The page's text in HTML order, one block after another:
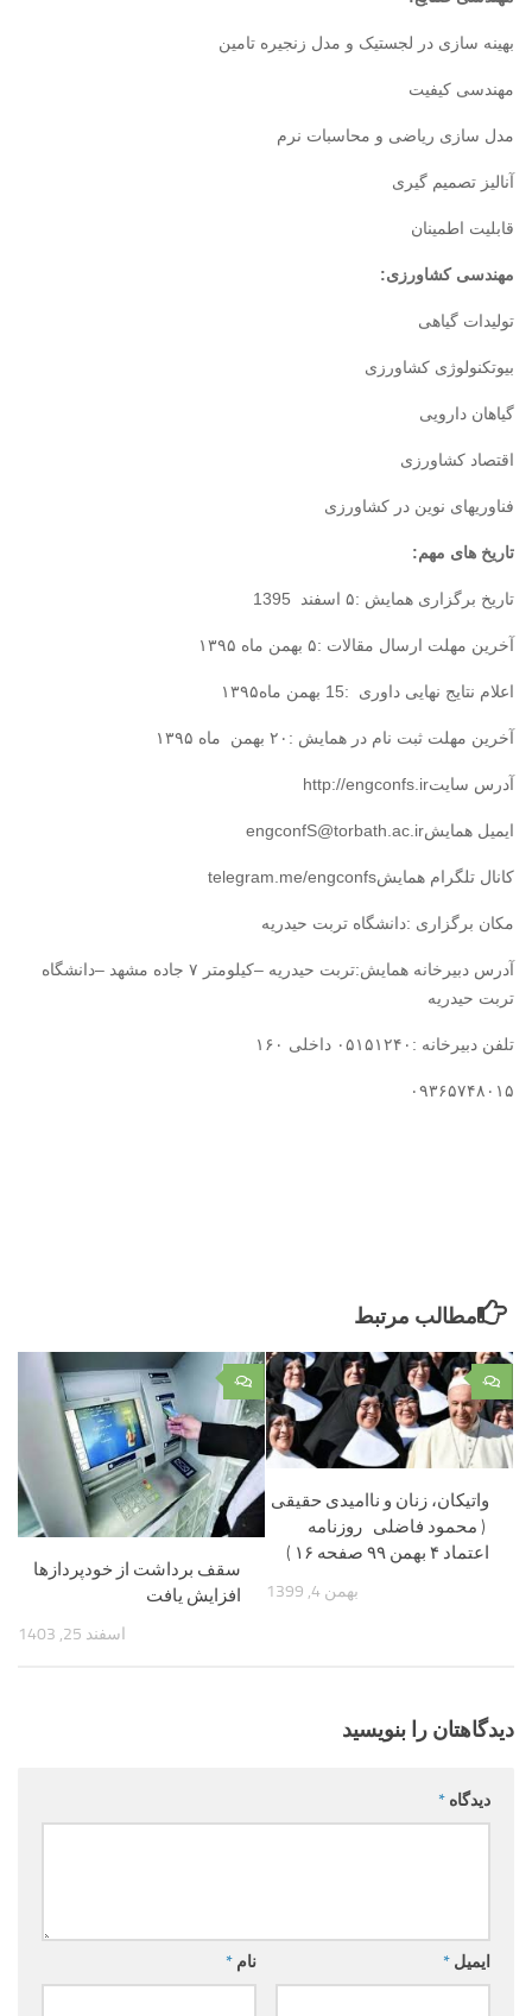
بهینه سازی در لجستیک و مدل زنجیره تامین
مهندسی کیفیت
مدل سازی ریاضی و محاسبات نرم
آنالیز تصمیم گیری
قابلیت اطمینان
مهندسی کشاورزی:
تولیدات گیاهی
بیوتکنولوژی کشاورزی
گیاهان دارویی
اقتصاد کشاورزی
فناوریهای نوین در کشاورزی
تاریخ های مهم:
تاریخ برگزاری همایش :۵ اسفند 1395
آخرین مهلت ارسال مقالات :۵ بهمن ماه ۱۳۹۵
اعلام نتایج نهایی داوری :15 بهمن ماه۱۳۹۵
آخرین مهلت ثبت نام در همایش :۲۰ بهمن ماه ۱۳۹۵
آدرس سایتhttp://engconfs.ir
ایمیل همایشengconfS@torbath.ac.ir
کانال تلگرام همایشtelegram.me/engconfs
مکان برگزاری :دانشگاه تربت حیدریه
آدرس دبیرخانه همایش:تربت حیدریه –کیلومتر ۷ جاده مشهد –دانشگاه
تربت حیدریه
تلفن دبیرخانه :۰۵۱۵۱۲۴۰ داخلی ۱۶۰
۰۹۳۶۵۷۴۸۰۱۵
مطالب مرتبط
۰
سقف برداشت از خودپردازها
افزایش یافت
اسفند 25, 1403
۰
واتیکان، زنان و ناامیدی حقیقی
( محمود فاضلی روزنامه
اعتماد ۴ بهمن ۹۹ صفحه ۱۶ )
بهمن 4, 1399
دیدگاهتان را بنویسید
دیدگاه *
نام * ایمیل *